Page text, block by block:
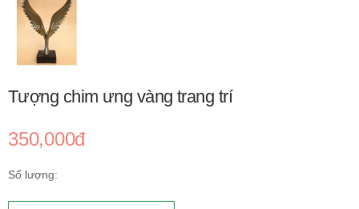
Tượng chim ưng vàng trang trí
350,000đ
Số lượng: